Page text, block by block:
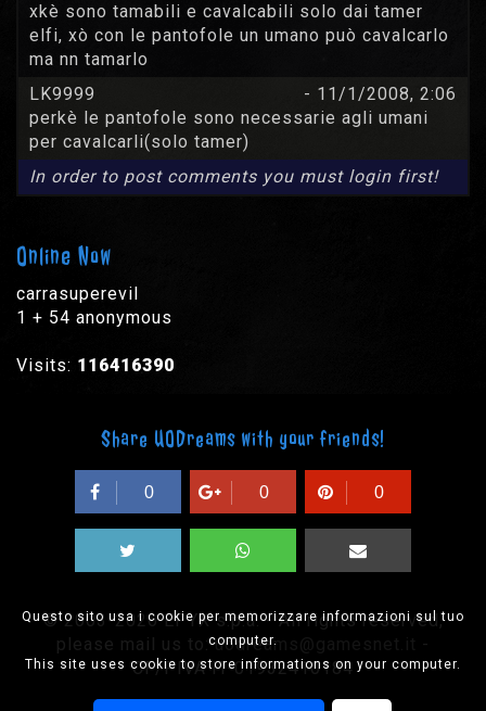
Questo sito usa i cookie per memorizzare informazioni sul tuo
computer.
This site uses cookie to store informations on your computer.
xkè sono tamabili e cavalcabili solo dai tamer
elfi, xò con le pantofole un umano può cavalcarlo
ma nn tamarlo
LK9999
- 11/1/2008, 2:06
perkè le pantofole sono necessarie agli umani
per cavalcarli(solo tamer)
In order to post comments you must login first!
Online Now
carrasuperevil
1 + 54 anonymous
Visits: 116416390
Share UODreams with your friends!
0 0 0
© 2003-2026 EPYX s.p.a. - All rights reserved,
please mail us to:uodreams@gamesnet.it
-
CF/PIVA IT-01932410184